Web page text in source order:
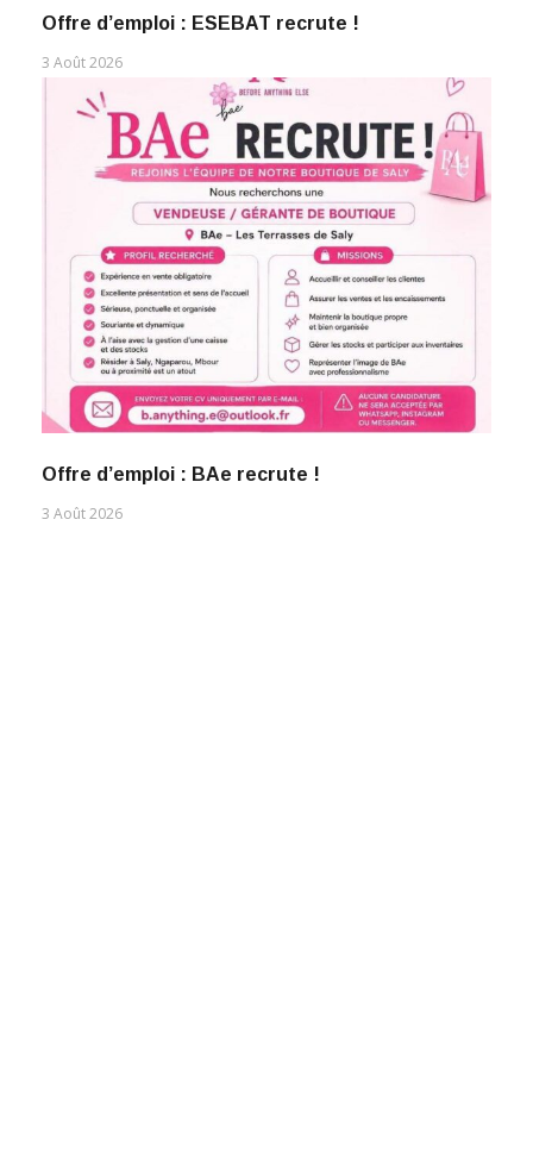
Offre d’emploi : ESEBAT recrute !
3 Août 2026
Offre d’emploi : BAe recrute !
3 Août 2026